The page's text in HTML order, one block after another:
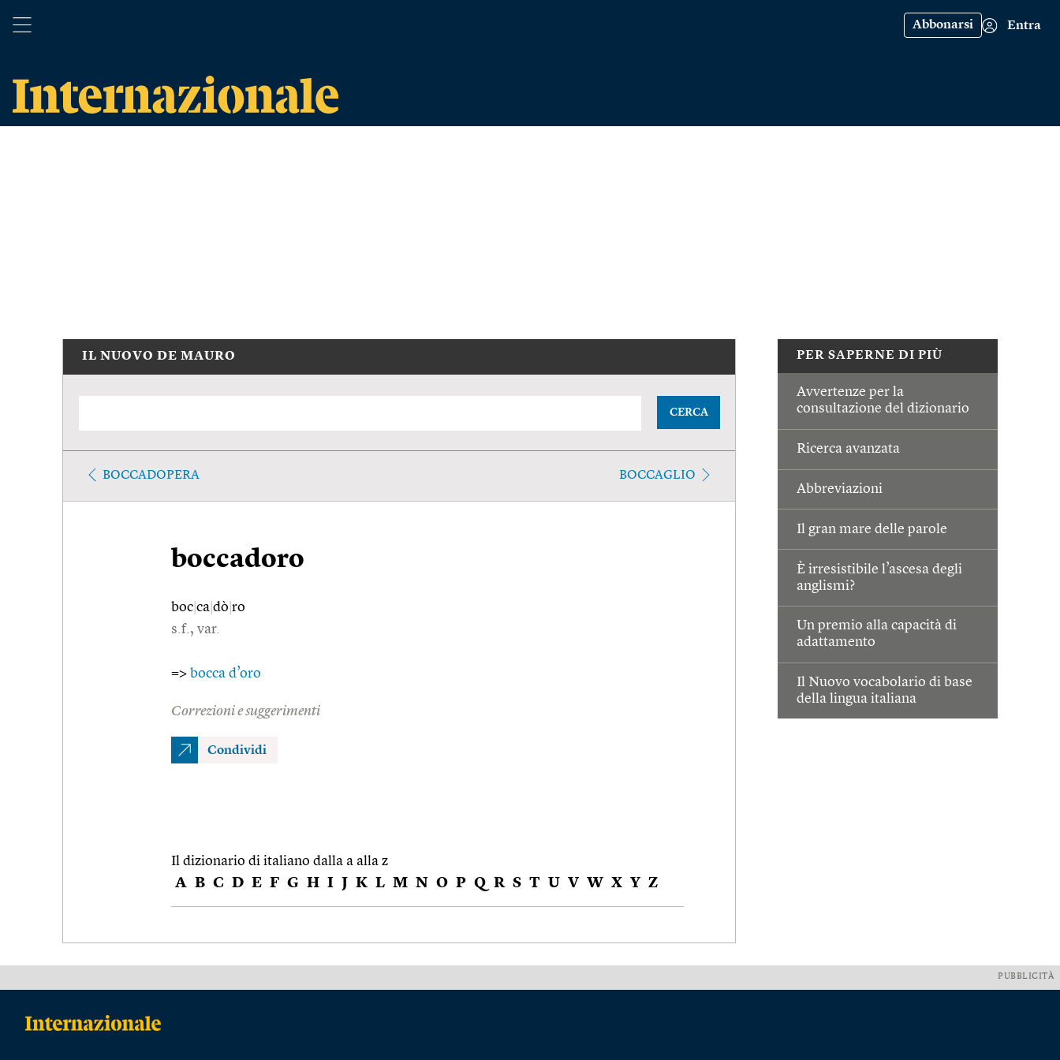
Abbonarsi Entra
PER SAPERNE DI PIÙ
Avvertenze per la
consultazione del dizionario
Ricerca avanzata
Abbreviazioni
Il gran mare delle parole
È irresistibile l’ascesa degli
anglismi?
Un premio alla capacità di
adattamento
Il Nuovo vocabolario di base
della lingua italiana
IL NUOVO DE MAURO
CERCA
BOCCADOPERA BOCCAGLIO
boccadoro
boc ca dò ro
s.f., var.
=> bocca d’oro
Correzioni e suggerimenti
Condividi
Il dizionario di italiano dalla a alla z
A B C D E F G H I J K L M N O P Q R S T U V W X Y Z
PUBBLICITÀ